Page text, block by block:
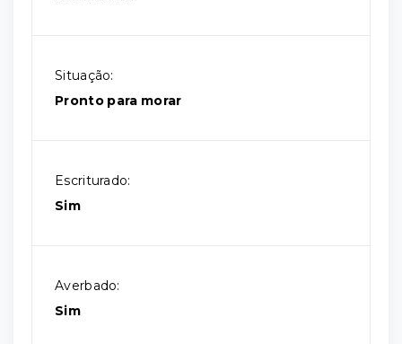
Situação:
Pronto para morar
Escriturado:
Sim
Averbado:
Sim